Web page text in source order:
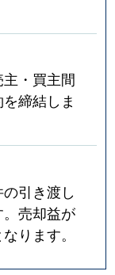
・買主間
締結しま
引き渡し
売却益が
ります。